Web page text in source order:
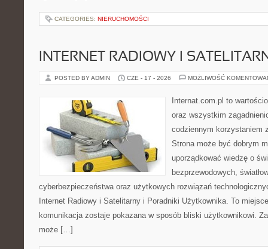
CATEGORIES: NIERUCHOMOŚCI
INTERNET RADIOWY I
POSTED BY ADMIN CZE - 17 - 2026 MOŻLIWOŚĆ
Internat.com.pl to
oraz wszystkim
codziennym korzystaniem
Strona może być dobrym
uporządkować wiedzę o
bezprzewodowych,
cyberbezpieczeństwa oraz użytkowych rozwiązań
Internet Radiowy i Satelitarny i Poradniki Użytkownika. To
komunikacja zostaje pokazana w sposób bliski użytkownikowi.
może […]